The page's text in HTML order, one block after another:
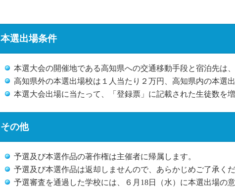
本選出場条件
本選大会の開催地である高知県への交通移動手段と宿泊先は
高知県外の本選出場校は１人当たり２万円、高知県内の本選
本選大会出場に当たって、「登録票」に記載された生徒数を
その他
予選及び本選作品の著作権は主催者に帰属します。
予選及び本選作品は返却しませんので、あらかじめご了承くだ
予選審査を通過した学校には、６月18日（水）に本選出場の